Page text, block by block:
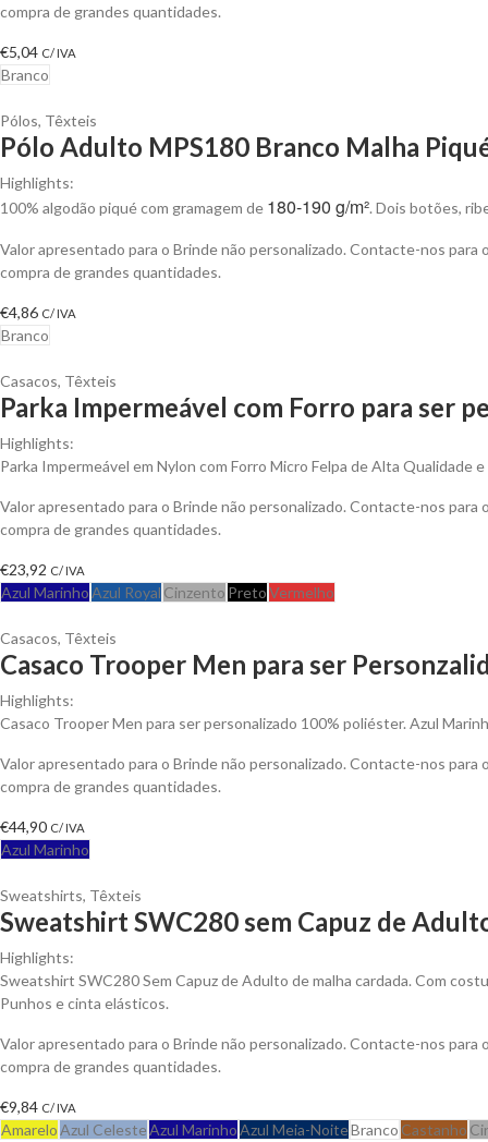
compra de grandes quantidades.
€5,04 C/ IVA
Branco
Pólos, Têxteis
Pólo Adulto MPS180 Branco Malha
Highlights:
100% algodão piqué com gramagem de 180-190 g/m². Dois botões,
Valor apresentado para o Brinde não personalizado. Contacte-nos para
compra de grandes quantidades.
€4,86 C/ IVA
Branco
Casacos, Têxteis
Parka Impermeável com Forro para ser
Highlights:
Parka Impermeável em Nylon com Forro Micro Felpa de Alta Qualidade
Valor apresentado para o Brinde não personalizado. Contacte-nos para
compra de grandes quantidades.
€23,92 C/ IVA
Azul MarinhoAzul Royal Cinzento PretoVermelho
Casacos, Têxteis
Casaco Trooper Men para ser
Highlights:
Casaco Trooper Men para ser personalizado 100% poliéster. Azul
Valor apresentado para o Brinde não personalizado. Contacte-nos para
compra de grandes quantidades.
€44,90 C/ IVA
Azul Marinho
Sweatshirts, Têxteis
Sweatshirt SWC280 sem Capuz de
Highlights:
Sweatshirt SWC280 Sem Capuz de Adulto de malha cardada. Com
Punhos e cinta elásticos.
Valor apresentado para o Brinde não personalizado. Contacte-nos para
compra de grandes quantidades.
€9,84 C/ IVA
AmareloAzul CelesteAzul MarinhoAzul Meia-NoiteBranco Castanho